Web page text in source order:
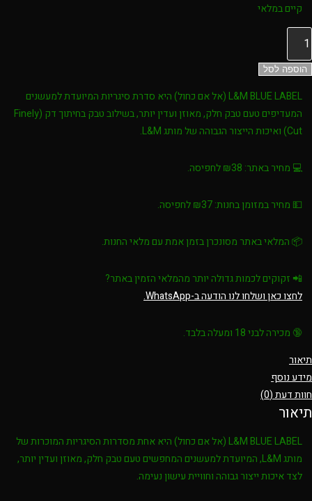
קיים במלאי
L&M
כחול
הוספה לסל
L&M BLUE LABEL (אל אם כחול)
היא סדרת סיגריות המיועדת למעשנים
המעדיפים טעם טבק חלק, מאוזן ועדין יותר, בשילוב טבק בחיתוך דק (Finely
Cut) ואיכות הייצור הגבוהה של מותג L&M.
💻 מחיר באתר:
💵 מחיר במזומן בחנות:
📦 המלאי באתר מסונכרן בזמן אמת עם מלאי החנות.
📲 זקוקים לכמות גדולה יותר מהמלאי הזמין באתר?
לחצו כאן ושלחו לנו הודעה ב-WhatsApp.
🔞 מכירה לבני 18 ומעלה בלבד.
תיאור
מידע נוסף
חוות דעת (0)
תיאור
L&M BLUE LABEL (אל אם כחול)
היא אחת מסדרות הסיגריות המוכרות של
מותגL&M, המיועדת למעשנים המחפשים טעם טבק חלק, מאוזן ועדין יותר,
לצד איכות ייצור גבוהה וחוויית עישון נעימה.